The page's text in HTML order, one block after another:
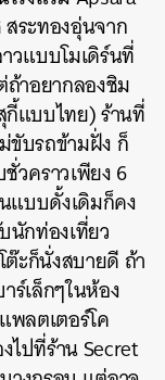
ระทองอุ่นจาก
วแบบโมเดิร์นที่
าอยากลองชิม
แบบไทย) ร้านที่
ขับรถข้ามฝั่ง ก็
วคราวเพียง 6
แบบดั้งเดิมก็คง
นักท่องเที่ยว
ะก็นั่งสบายดี ถ้า
ร์เล็กๆในห้อง
พลตเตอร์โค
ปที่ร้าน Secret